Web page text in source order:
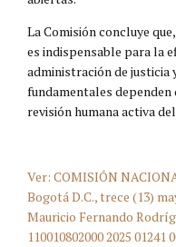
La Comisión concluye
es indispensable para la
administración de justicia
fundamentales
revisión humana activa
Ver: COMISIÓN
Bogotá D.C., trece (13)
Mauricio Fernando
110010802000 2025